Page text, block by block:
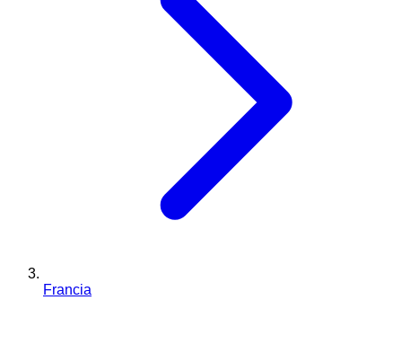
Francia